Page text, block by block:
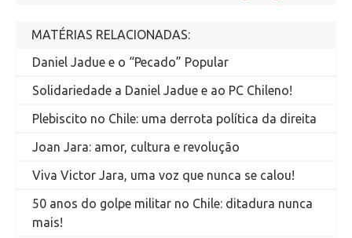
MATÉRIAS RELACIONADAS:
Daniel Jadue e o “Pecado” Popular
Solidariedade a Daniel Jadue e ao PC Chileno!
Plebiscito no Chile: uma derrota política da direita
Joan Jara: amor, cultura e revolução
Viva Victor Jara, uma voz que nunca se calou!
50 anos do golpe militar no Chile: ditadura nunca
mais!